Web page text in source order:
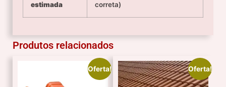
estimada
correta)
Produtos relacionados
Oferta! Oferta!